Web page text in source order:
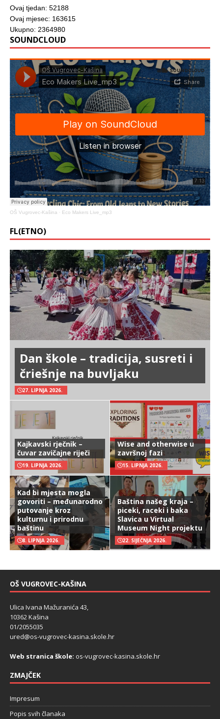
Ovaj tjedan: 52188
Ovaj mjesec: 163615
Ukupno: 2364980
SOUNDCLOUD
OŠ Vugrovec-Kašina · Eco Makers Live_mp3
FL(ETNO)
Dan škole – tradicija, susreti i
čriešnje na buvljaku
27. LIPNJA 2026.
Kajkavski rječnik –
čuvar zavičajne riječi
19. LIPNJA 2026.
Wise and otherwise u
završnoj fazi
15. LIPNJA 2026.
Kad bi mjesta mogla
govoriti – međunarodno
putovanje kroz
kulturnu i prirodnu
baštinu
8. LIPNJA 2026.
Baština našeg kraja –
piceki, raceki i baka
Slavica u Virtual
Museum Night projektu
22. SIJEČNJA 2026.
OŠ VUGROVEC-KAŠINA
Ulica Ivana Mažuranića 43,
10362 Kašina
01/2055035
ured@os-vugrovec-kasina.skole.hr
Web stranica škole: os-vugrovec-kasina.skole.hr
ZMAJČEK
Impresum
Popis svih članaka